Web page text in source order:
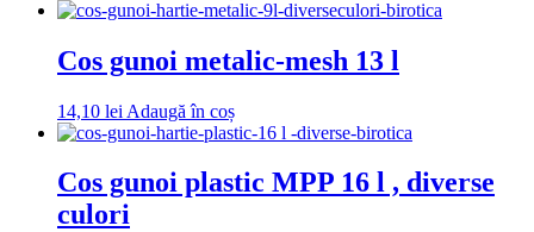
Cos gunoi metalic-mesh 13 l
14,10 lei Adaugă în coș
Cos gunoi plastic MPP 16 l , diverse
culori